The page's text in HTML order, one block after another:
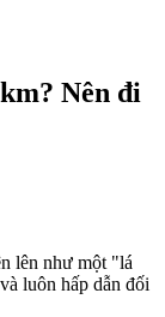
Nên đi
lên như một "lá
luôn hấp dẫn đối